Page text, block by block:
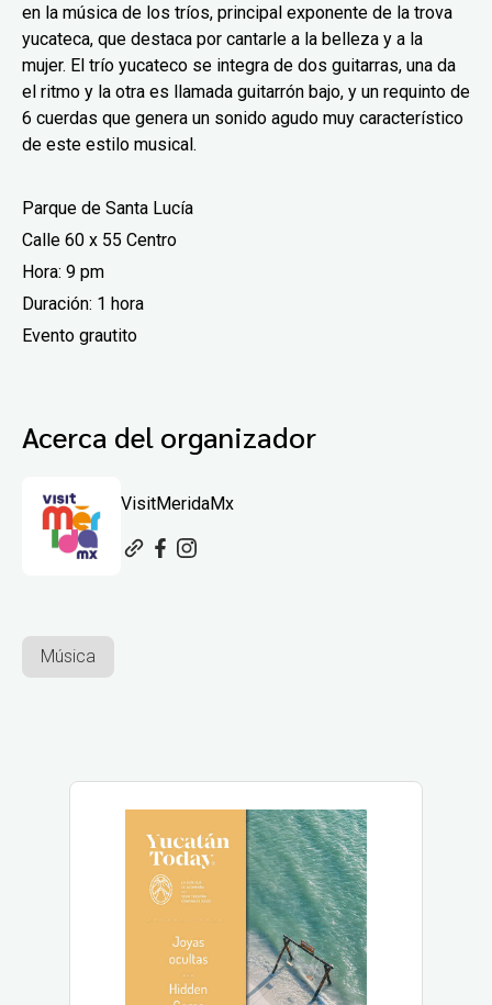
en la música de los tríos, principal exponente de la trova
yucateca, que destaca por cantarle a la belleza y a la
mujer. El trío yucateco se integra de dos guitarras, una da
el ritmo y la otra es llamada guitarrón bajo, y un requinto de
6 cuerdas que genera un sonido agudo muy característico
de este estilo musical.
Parque de Santa Lucía
Calle 60 x 55 Centro
Hora: 9 pm
Duración: 1 hora
Evento grautito
Acerca del organizador
VisitMeridaMx
Música